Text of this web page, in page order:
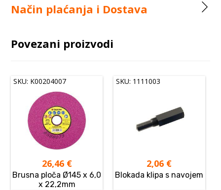
Način plaćanja i Dostava
Povezani proizvodi
SKU: K00204007
26,46 €
Brusna ploča Ø145 x 6,0
x 22,2mm
SKU: 1111003
2,06 €
Blokada klipa s navojem